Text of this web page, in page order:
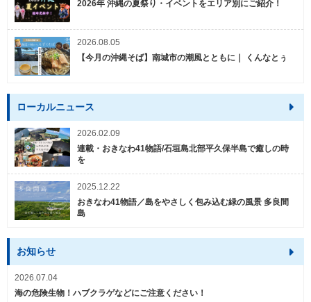
2026年 沖縄の夏祭り・イベントをエリア別にご紹介！
2026.08.05
【今月の沖縄そば】南城市の潮風とともに｜ くんなとぅ
ローカルニュース
2026.02.09
連載・おきなわ41物語/石垣島北部平久保半島で癒しの時
を
2025.12.22
おきなわ41物語／島をやさしく包み込む緑の風景 多良間
島
お知らせ
2026.07.04
海の危険生物！ハブクラゲなどにご注意ください！